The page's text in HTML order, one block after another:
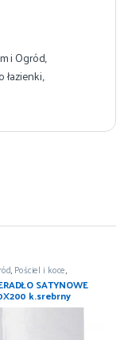
i Ogród,
łazienki,
, Pościel i koce,
,Wyposażenie
SATYNOWE
k.srebrny